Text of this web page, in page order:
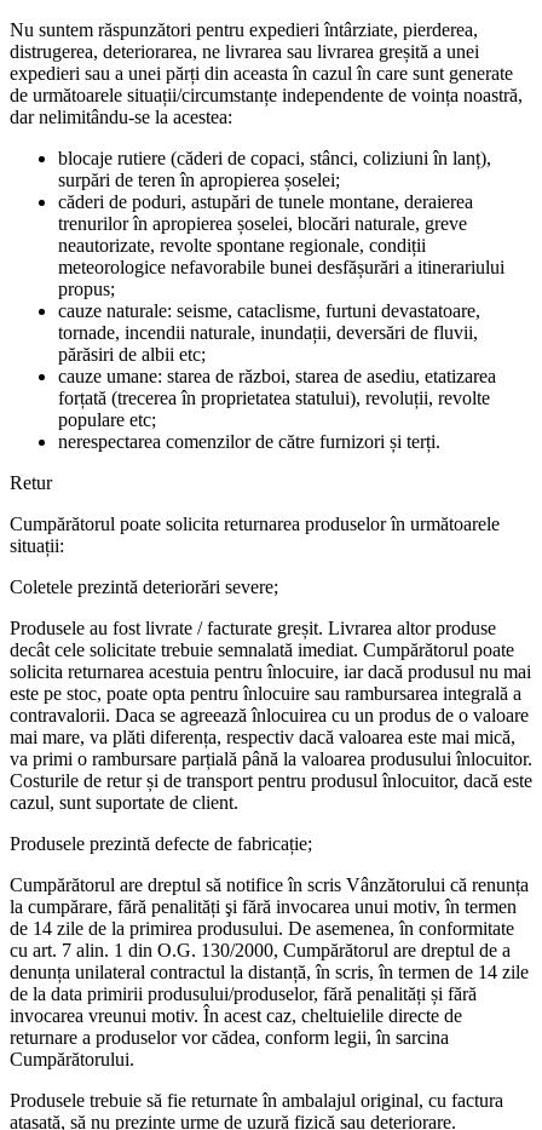
Nu suntem răspunzători pentru expedieri întârziate, pierderea,
distrugerea, deteriorarea, ne livrarea sau livrarea greșită a unei
expedieri sau a unei părți din aceasta în cazul în care sunt generate
de următoarele situații/circumstanțe independente de voința noastră,
dar nelimitându-se la acestea:
blocaje rutiere (căderi de copaci, stânci, coliziuni în lanț),
surpări de teren în apropierea șoselei;
căderi de poduri, astupări de tunele montane, deraierea
trenurilor în apropierea șoselei, blocări naturale, greve
neautorizate, revolte spontane regionale, condiții
meteorologice nefavorabile bunei desfășurări a itinerariului
propus;
cauze naturale: seisme, cataclisme, furtuni devastatoare,
tornade, incendii naturale, inundații, deversări de fluvii,
părăsiri de albii etc;
cauze umane: starea de război, starea de asediu, etatizarea
forțată (trecerea în proprietatea statului), revoluții, revolte
populare etc;
nerespectarea comenzilor de către furnizori și terți.
Retur
Cumpărătorul poate solicita returnarea produselor în următoarele
situații:
Coletele prezintă deteriorări severe;
Produsele au fost livrate / facturate greșit. Livrarea altor produse
decât cele solicitate trebuie semnalată imediat. Cumpărătorul poate
solicita returnarea acestuia pentru înlocuire, iar dacă produsul nu mai
este pe stoc, poate opta pentru înlocuire sau rambursarea integrală a
contravalorii. Daca se agreează înlocuirea cu un produs de o valoare
mai mare, va plăti diferența, respectiv dacă valoarea este mai mică,
va primi o rambursare parțială până la valoarea produsului înlocuitor.
Costurile de retur și de transport pentru produsul înlocuitor, dacă este
cazul, sunt suportate de client.
Produsele prezintă defecte de fabricație;
Cumpărătorul are dreptul să notifice în scris Vânzătorului că renunța
la cumpărare, fără penalități şi fără invocarea unui motiv, în termen
de 14 zile de la primirea produsului. De asemenea, în conformitate
cu art. 7 alin. 1 din O.G. 130/2000, Cumpărătorul are dreptul de a
denunța unilateral contractul la distanță, în scris, în termen de 14 zile
de la data primirii produsului/produselor, fără penalități și fără
invocarea vreunui motiv. În acest caz, cheltuielile directe de
returnare a produselor vor cădea, conform legii, în sarcina
Cumpărătorului.
Produsele trebuie să fie returnate în ambalajul original, cu factura
atașată, să nu prezinte urme de uzură fizică sau deteriorare.